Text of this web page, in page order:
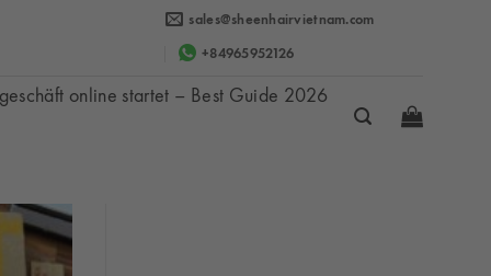
sales@sheenhairvietnam.com
+84965952126
online startet – Best Guide 2026